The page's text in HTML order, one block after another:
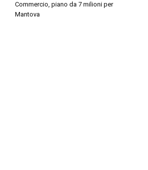
Commercio, piano da 7 milioni per
Mantova